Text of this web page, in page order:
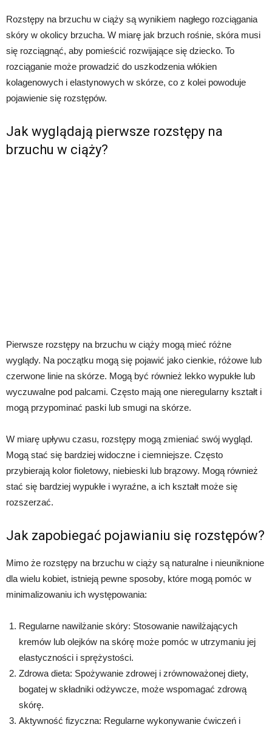
Rozstępy na brzuchu w ciąży są wynikiem nagłego rozciągania
skóry w okolicy brzucha. W miarę jak brzuch rośnie, skóra musi
się rozciągnąć, aby pomieścić rozwijające się dziecko. To
rozciąganie może prowadzić do uszkodzenia włókien
kolagenowych i elastynowych w skórze, co z kolei powoduje
pojawienie się rozstępów.
Jak wyglądają pierwsze rozstępy na
brzuchu w ciąży?
Pierwsze rozstępy na brzuchu w ciąży mogą mieć różne
wyglądy. Na początku mogą się pojawić jako cienkie, różowe lub
czerwone linie na skórze. Mogą być również lekko wypukłe lub
wyczuwalne pod palcami. Często mają one nieregularny kształt i
mogą przypominać paski lub smugi na skórze.
W miarę upływu czasu, rozstępy mogą zmieniać swój wygląd.
Mogą stać się bardziej widoczne i ciemniejsze. Często
przybierają kolor fioletowy, niebieski lub brązowy. Mogą również
stać się bardziej wypukłe i wyraźne, a ich kształt może się
rozszerzać.
Jak zapobiegać pojawianiu się rozstępów?
Mimo że rozstępy na brzuchu w ciąży są naturalne i nieuniknione
dla wielu kobiet, istnieją pewne sposoby, które mogą pomóc w
minimalizowaniu ich występowania:
Regularne nawilżanie skóry: Stosowanie nawilżających
kremów lub olejków na skórę może pomóc w utrzymaniu jej
elastyczności i sprężystości.
Zdrowa dieta: Spożywanie zdrowej i zrównoważonej diety,
bogatej w składniki odżywcze, może wspomagać zdrową
skórę.
Aktywność fizyczna: Regularne wykonywanie ćwiczeń i